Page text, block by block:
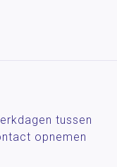
tussen
opnemen